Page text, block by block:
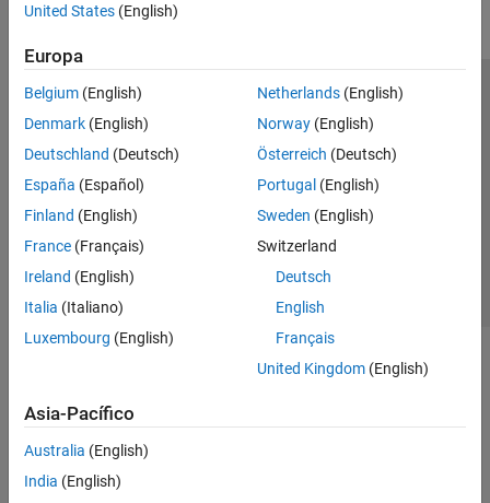
United States (English)
Europa
Belgium (English)
Denmark (English)
Deutschland (Deutsch)
España (Español)
Finland (English)
France (Français)
Ireland (English)
Italia (Italiano)
Luxembourg (English)
Netherlands(English)
Norway(English)
Österreich (Deutsch)
Portugal (English)
Sweden (English)
Switzerland
Deutsch
English
Français
United Kingdom(English)
Asia-Pacífico
Australia (English)
India (English)
Centro de confianza
Marcas comerciales
Política de privacidad
Antipiratería
Estado de las aplicaciones
Información de contacto
© 1994-2026 The MathWorks, Inc.
Seleccione un país/